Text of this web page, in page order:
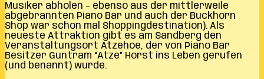
Musiker abholen – ebenso aus der mittlerweile
abgebrannten Piano Bar und auch der Buckhorn
Shop war schon mal Shoppingdestination). Als
neueste Attraktion gibt es am Sandberg den
Veranstaltungsort Atzehoe, der von Piano Bar
Besitzer Guntram “Atze” Horst ins Leben gerufen
(und benannt) wurde.